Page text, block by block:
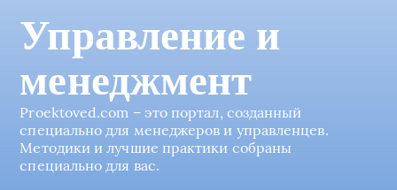
Управление и
менеджмент
Proektoved.com – это портал, созданный
специально для менеджеров и управленцев.
Методики и лучшие практики собраны
специально для вас.